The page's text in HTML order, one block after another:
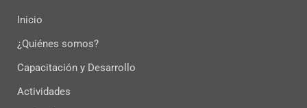
Inicio
¿Quiénes somos?
Capacitación y Desarrollo
Actividades